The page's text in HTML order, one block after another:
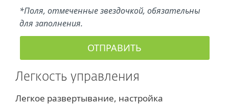
Легкость управления
Легкое развертывание, настройка